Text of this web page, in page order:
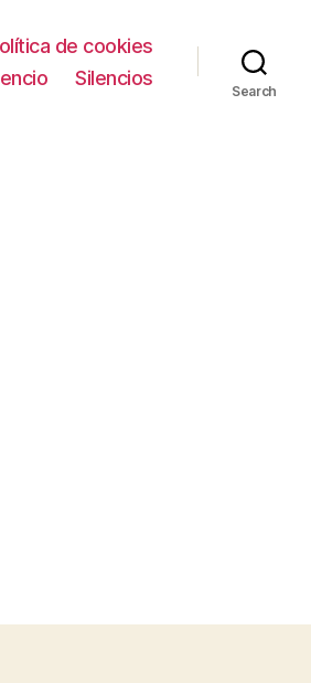
de cookies
Silencios
Search